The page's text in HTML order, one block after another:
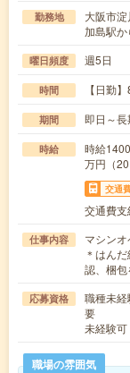
勤務地
大阪市
加島駅
曜日頻度 週5日
時間 【日勤
期間 即日～長
時給
時給
万円（
交通
交通費支
仕事内容
マシン
＊はん
認、梱
応募資格
職種未経
要
未経験可
職場の雰囲気